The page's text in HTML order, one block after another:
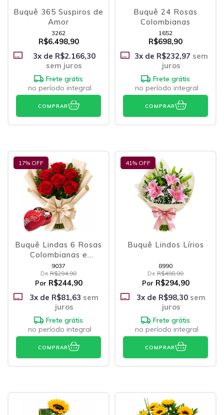
Buquê 365 Suspiros de
Amor
3262
R$6.498,90
3x de R$2.166,30
sem juros
Frete grátis
no período integral
COMPRAR
Buquê 24 Rosas
Colombianas
1652
R$698,90
3x de R$232,97 sem
juros
Frete grátis
no período integral
COMPRAR
17% OFF
Buquê Lindas 6 Rosas
Colombianas e
Coração Lindt
9037
De R$294,90
Por R$244,90
3x de R$81,63 sem
juros
Frete grátis
no período integral
COMPRAR
41% OFF
Buquê Lindos Lírios
8990
De R$498,90
Por R$294,90
3x de R$98,30 sem
juros
Frete grátis
no período integral
COMPRAR